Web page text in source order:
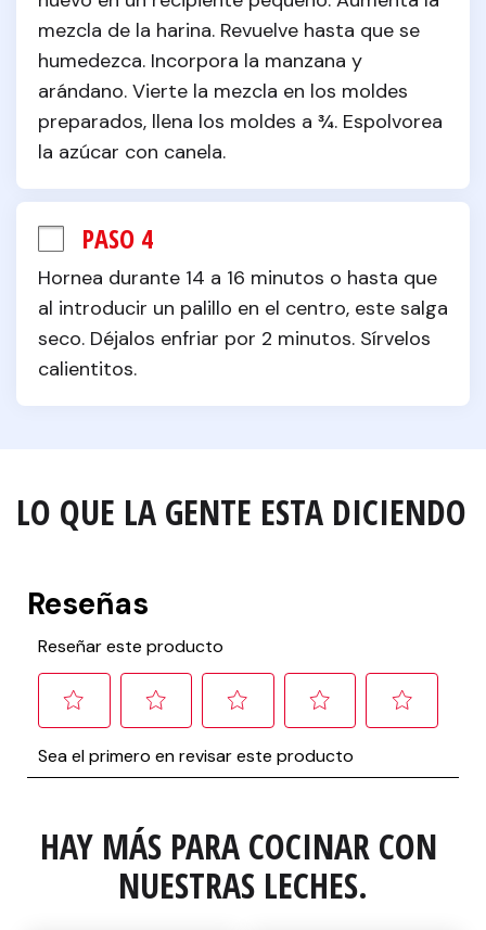
mezcla de la harina. Revuelve hasta que se
humedezca. Incorpora la manzana y
arándano. Vierte la mezcla en los moldes
preparados, llena los moldes a ¾. Espolvorea
la azúcar con canela.
PASO 4
Hornea durante 14 a 16 minutos o hasta que
al introducir un palillo en el centro, este salga
seco. Déjalos enfriar por 2 minutos. Sírvelos
calientitos.
LO QUE LA GENTE ESTA DICIENDO
HAY MÁS PARA COCINAR CON
NUESTRAS LECHES.